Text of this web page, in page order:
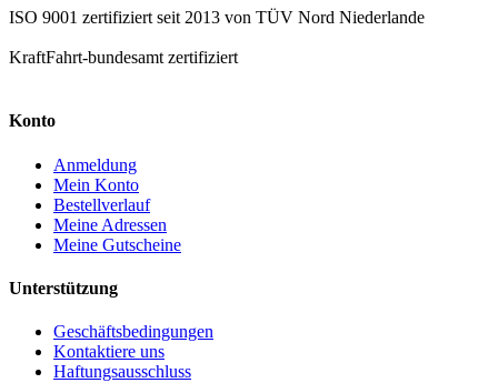
ISO 9001 zertifiziert seit 2013 von TÜV Nord Niederlande
KraftFahrt-bundesamt zertifiziert
Konto
Anmeldung
Mein Konto
Bestellverlauf
Meine Adressen
Meine Gutscheine
Unterstützung
Geschäftsbedingungen
Kontaktiere uns
Haftungsausschluss